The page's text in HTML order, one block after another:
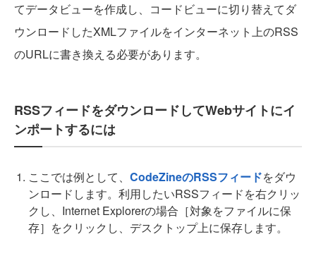
てデータビューを作成し、コードビューに切り替えてダ
ウンロードしたXMLファイルをインターネット上のRSS
のURLに書き換える必要があります。
RSSフィードをダウンロードしてWebサイトにイ
ンポートするには
ここでは例として、 CodeZineのRSSフィードをダウ
ンロードします。利用したいRSSフィードを右クリッ
クし、Internet Explorerの場合［対象をファイルに保
存］をクリックし、デスクトップ上に保存します。